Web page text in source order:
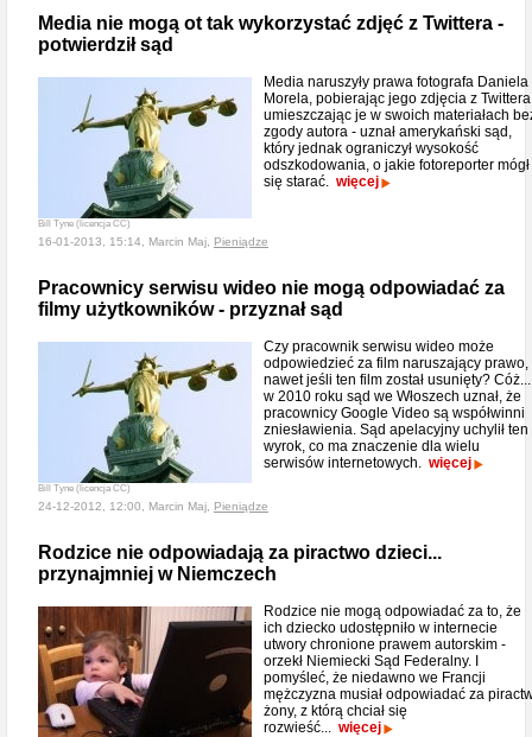
Media nie mogą ot tak wykorzystać zdjęć z Twittera -
potwierdził sąd
Bill Tyne (licencja CC)
Media naruszyły prawa fotografa Daniela
Morela, pobierając jego zdjęcia z
umieszczając je w swoich materiałach
zgody autora - uznał amerykański sąd,
który jednak ograniczył wysokość
odszkodowania, o jakie fotoreporter mógł
się starać. więcej
16-01-2013, 15:14, Marcin Maj, Pieniądze
Pracownicy serwisu wideo nie mogą odpowiadać za
filmy użytkowników - przyznał sąd
Bill Tyne (licencja CC)
Czy pracownik serwisu wideo może
odpowiedzieć za film naruszający prawo,
nawet jeśli ten film został usunięty? Cóż...
w 2010 roku sąd we Włoszech uznał, że
pracownicy Google Video są współwinni
zniesławienia. Sąd apelacyjny uchylił ten
wyrok, co ma znaczenie dla wielu
serwisów internetowych. więcej
24-12-2012, 12:00, Marcin Maj, Pieniądze
Rodzice nie odpowiadają za piractwo dzieci...
przynajmniej w Niemczech
Rodzice nie mogą odpowiadać za to, że
ich dziecko udostępniło w internecie
utwory chronione prawem autorskim -
orzekł Niemiecki Sąd Federalny. I
pomyśleć, że niedawno we Francji
mężczyzna musiał odpowiadać za
żony, z którą chciał się
rozwieść... więcej